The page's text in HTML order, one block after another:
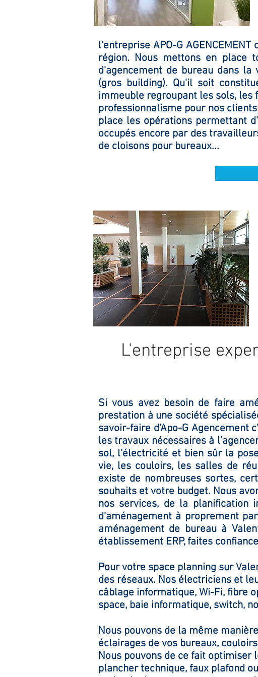
l'entreprise APO-G
région. Nous mettons en place
d'agencement de bureau dans
(gros building). Qu'il soit
immeuble regroupant les sols, les
professionnalisme pour nos
place les opérationspermettant
occupés encore par des
de cloisons pour bureaux...
L'entreprise
Si vous avez besoin de faire
prestation à une société
savoir-faire d'Apo-G Agencement
les travaux nécessaires à
sol, l'électricité et bien sûr la
vie, les couloirs, les salles de
existe de nombreuses sortes,
souhaits et votre budget. Nous
nos services, de la
d'aménagement à proprement
aménagement de bureau à
établissement ERP, faites
Pour votre space planning sur
des réseaux. Nos électriciens et
câblage informatique, Wi-Fi, fibre
space, baie informatique, switch,
Nous pouvons de la même
éclairages de vos bureaux,
Nous pouvons de ce fait optimiser
plancher technique, faux plafond